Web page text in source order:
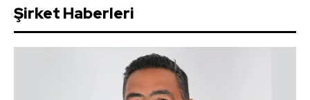
Şirket Haberleri